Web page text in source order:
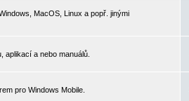
MacOS, Linux a popř. jinými
a nebo manuálů.
pro Windows Mobile.